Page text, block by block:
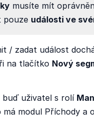
musíte mít
pouze události ve
/ zadat událost
na tlačítko Nový
buď uživatel s rolí
modul Příchody a